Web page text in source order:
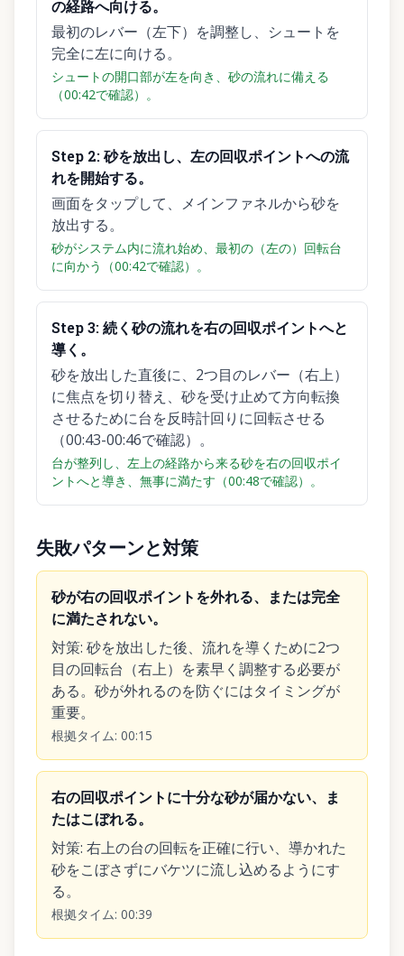
の経路へ向ける。
最初のレバー（左下）を調整し、シュートを
完全に左に向ける。
シュートの開口部が左を向き、砂の流れに備える
（00:42で確認）。
Step 2:砂を放出し、左の回収ポイントへの流
れを開始する。
画面をタップして、メインファネルから砂を
放出する。
砂がシステム内に流れ始め、最初の（左の）回転台
に向かう（00:42で確認）。
Step3:続く砂の流れを右の回収ポイントへと
導く。
砂を放出した直後に、2つ目のレバー（右上）
に焦点を切り替え、砂を受け止めて方向転換
させるために台を反時計回りに回転させる
（00:43-00:46で確認）。
台が整列し、左上の経路から来る砂を右の回収ポイ
ントへと導き、無事に満たす（00:48で確認）。
失敗パターンと対策
砂が右の回収ポイントを外れる、または完全
に満たされない。
対策: 砂を放出した後、流れを導くために2つ
目の回転台（右上）を素早く調整する必要が
ある。砂が外れるのを防ぐにはタイミングが
重要。
根拠タイム: 00:15
右の回収ポイントに十分な砂が届かない、ま
たはこぼれる。
対策: 右上の台の回転を正確に行い、導かれた
砂をこぼさずにバケツに流し込めるようにす
る。
根拠タイム: 00:39